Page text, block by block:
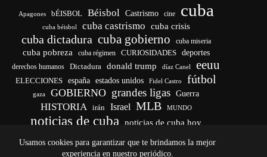
Usamos cookies para garantizar que te brindamos la mejor
experiencia en nuestro periódico.
Apagones bÉISBOL Béisbol Castrismo cine cuba
cuba béisbol cuba castrismo cuba crisis
cuba dictadura cuba gobierno cuba miseria
cuba pobreza cuba régimen CURIOSIDADES deportes
derechos humanos Dictadura donald trump díaz Canel eeuu
ELECCIONES españa estados unidos Fidel Castro fútbol
gaza GOBIERNO grandes ligas Guerra
HISTORIA irán Israel MLB MUNDO
noticias de cuba
noticias de cuba hoy
vida yankees